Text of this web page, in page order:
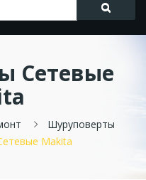
Сетевые
Шуруповерты
Makita